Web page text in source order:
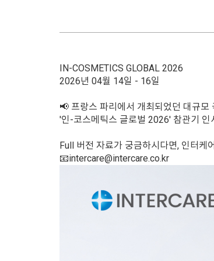
IN-COSMETICS GLOBAL 2026
2026년 04월 14일 - 16일
📢 프랑스 파리에서 개최되었던 대규모
'인-코스메틱스 글로벌 2026' 참관기 인
Full 버전 자료가 궁금하시다면, 인터케
📧intercare@intercare.co.kr